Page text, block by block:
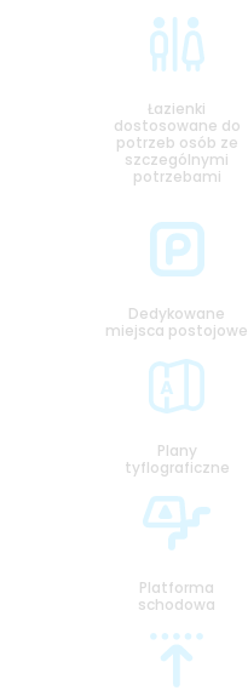
Łazienki
dostosowane do
potrzeb osób ze
szczególnymi
potrzebami
Dedykowane
miejsca postojowe
Plany
tyflograficzne
Platforma
schodowa